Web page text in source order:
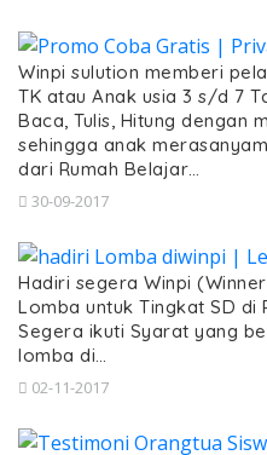
Winpi sulution memberi
TK atau Anak usia 3 s/d 7
Baca, Tulis, Hitung dengan
sehingga anak
dari Rumah Belajar…
30-09-2017
Hadiri segera Winpi
Lomba untuk Tingkat SD di
Segera ikuti Syarat yang
lomba di…
02-11-2017